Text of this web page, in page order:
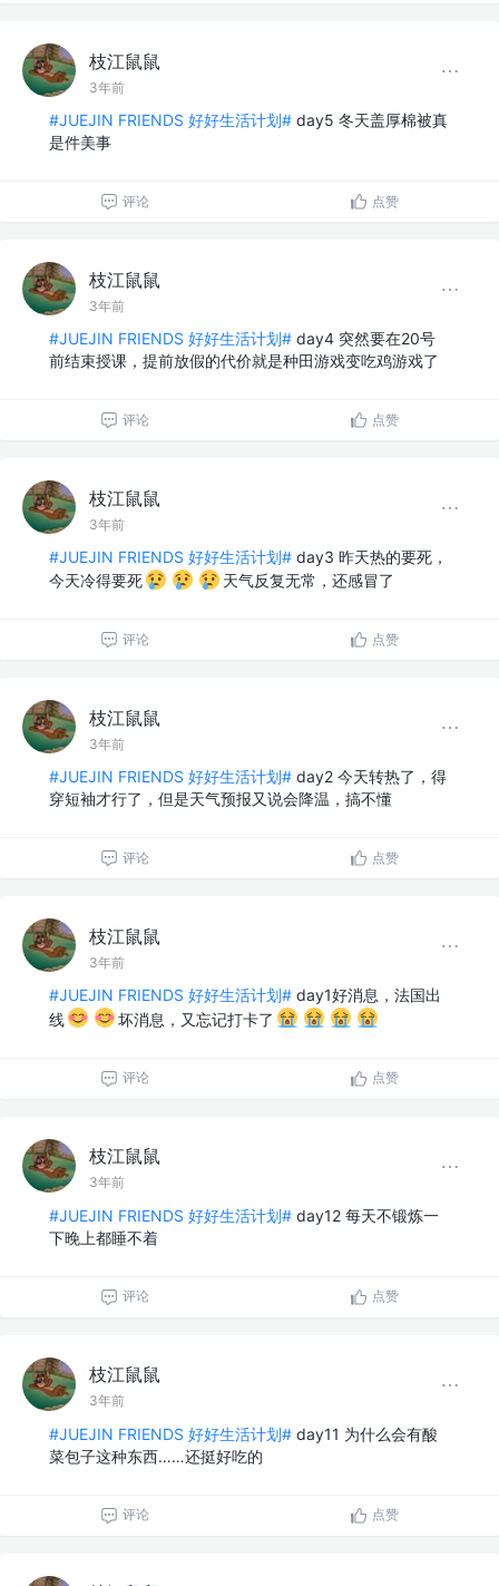
枝江鼠鼠
3年前
#JUEJIN FRIENDS 好好生活计划# day5 冬天盖厚棉被真
是件美事
评论 点赞
枝江鼠鼠
3年前
#JUEJIN FRIENDS 好好生活计划# day4 突然要在20号
前结束授课，提前放假的代价就是种田游戏变吃鸡游戏了
评论 点赞
枝江鼠鼠
3年前
#JUEJIN FRIENDS 好好生活计划# day3 昨天热的要死，
今天冷得要死
天气反复无常，还感冒了
评论 点赞
枝江鼠鼠
3年前
#JUEJIN FRIENDS 好好生活计划# day2 今天转热了，得
穿短袖才行了，但是天气预报又说会降温，搞不懂
评论 点赞
枝江鼠鼠
3年前
#JUEJIN FRIENDS 好好生活计划# day1好消息，法国出
线
坏消息，又忘记打卡了
评论 点赞
枝江鼠鼠
3年前
#JUEJIN FRIENDS 好好生活计划# day12 每天不锻炼一
下晚上都睡不着
评论 点赞
枝江鼠鼠
3年前
#JUEJIN FRIENDS 好好生活计划# day11 为什么会有酸
菜包子这种东西……还挺好吃的
评论 点赞